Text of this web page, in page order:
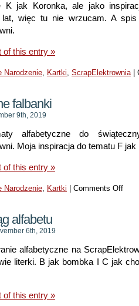
K jak Koronka, ale jako
lat, więc tu nie wrzucam. A
of this entry »
Narodzenie, Kartki, ScrapElektrownia|
falbanki
9th, 2019
alfabetyczne do
Moja inspiracja do tematu F jak
of this entry »
Narodzenie, Kartki Comments Offon
alfabetu
6th, 2019
alfabetyczne na
literki. B jak bombka I C jak
of this entry »